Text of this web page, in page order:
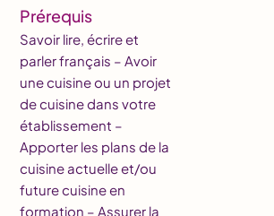
Prérequis
Savoir lire, écrire et
parler français – Avoir
une cuisine ou un projet
de cuisine dans votre
établissement –
Apporter les plans de la
cuisine actuelle et/ou
future cuisine en
formation – Assurer la